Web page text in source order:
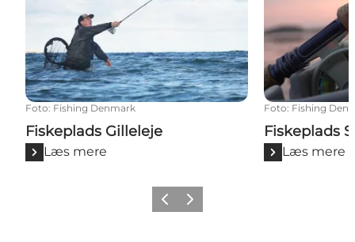
Foto: Fishing Denmark
Fiskeplads Gilleleje
Læs mere
Foto: Fishing
Fiskeplads
Læs mere
ForrigeNæste